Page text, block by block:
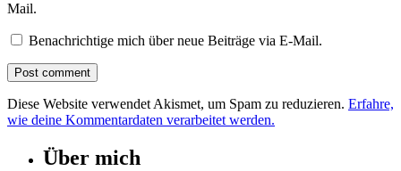
Mail.
Benachrichtige mich über neue Beiträge via E-Mail.
Diese Website verwendet Akismet, um Spam zu reduzieren. Erfahre,
wie deine Kommentardaten verarbeitet werden.
Über mich